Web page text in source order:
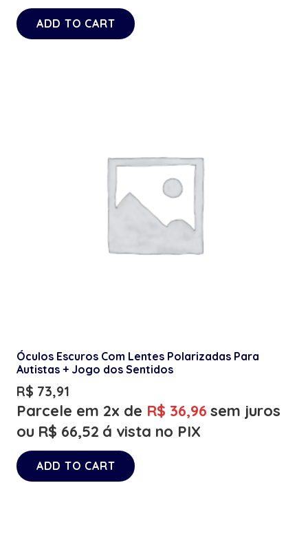
ADD TO CART
Óculos Escuros Com Lentes Polarizadas Para
Autistas + Jogo dos Sentidos
R$ 73,91
Parcele em 2x de R$ 36,96 sem juros
ou R$ 66,52 á vista no PIX
ADD TO CART